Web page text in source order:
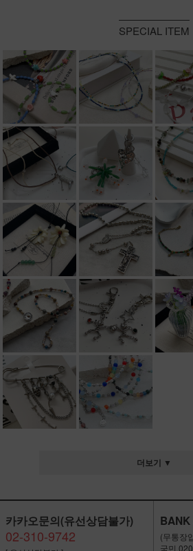
SPECIAL ITEM
더보기 ▼
카카오문의(유선상담불가)
02-310-9742
BANK
(무통장
국민